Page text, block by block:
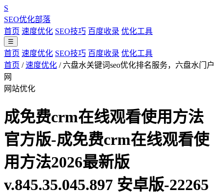
S
SEO优化部落
首页 速度优化 SEO技巧 百度收录 优化工具
☰
首页 速度优化 SEO技巧 百度收录 优化工具
首页 / 速度优化 / 六盘水关键词seo优化排名服务，六盘水门户
网
网站优化
成免费crm在线观看使用方法
官方版-成免费crm在线观看使
用方法2026最新版
v.845.35.045.897 安卓版-22265